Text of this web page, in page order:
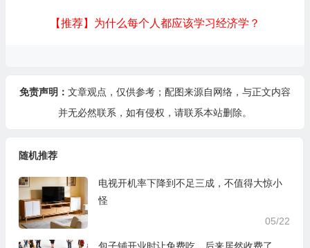
【推荐】为什么每个人都应该学习经济学？
免责声明： 文章观点，仅供参考；配图来源自网络，与正文内容
并无必然联系，如有侵权，请联系本站删除。
随机推荐
电视开机率下降到不足三成，不值得大惊小
怪
05/22